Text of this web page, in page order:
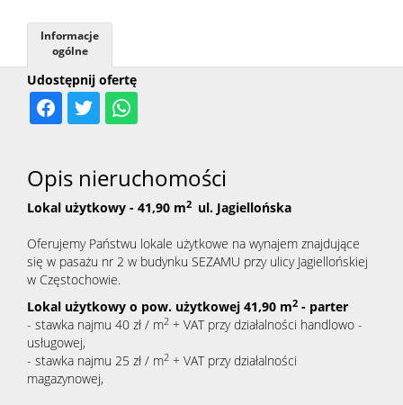
Udostępnij ofertę
Informacje
ogólne
Opis nieruchomości
Lokal użytkowy - 41,90 m2 ul. Jagiellońska
Oferujemy Państwu lokale użytkowe na wynajem znajdujące
się w pasażu nr 2 w budynku SEZAMU przy ulicy Jagiellońskiej
w Częstochowie.
Lokal użytkowy o pow. użytkowej 41,90 m2 - parter
- stawka najmu 40 zł / m2 + VAT przy działalności handlowo -
usługowej,
- stawka najmu 25 zł / m2 + VAT przy działalności
magazynowej,